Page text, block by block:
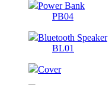
Power Bank
PB04
Bluetooth Speaker
BL01
Cover